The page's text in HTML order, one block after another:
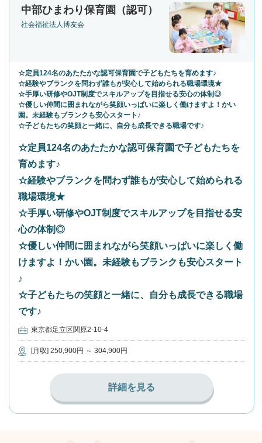
中部ひまわり保育園（認可）
社会福祉法人博友会
☆定員124名のあたたかな認可保育園で子どもたちを育めます♪
☆経験やブランクを問わず誰もが安心して始められる職場環境★
☆手厚い研修やOJT制度でスキルアップを目指せる安心の体制◎
☆優しい仲間に囲まれながら笑顔いっぱいに楽しく働けますよ！かい
園。未経験もブランクも安心スタート♪
☆子どもたちの笑顔と一緒に、自分も成長できる職場です♪
☆定員124名のあたたかな認可保育園で子どもたちを
育めます♪
☆経験やブランクを問わず誰もが安心して始められる
職場環境★
☆手厚い研修やOJT制度でスキルアップを目指せる安
心の体制◎
☆優しい仲間に囲まれながら笑顔いっぱいに楽しく働
けますよ！かい園。未経験もブランクも安心スタート
♪
☆子どもたちの笑顔と一緒に、自分も成長できる職場
です♪
東京都足立区関原2-10-4
[月収] 250,900円 ～ 304,900円
詳細を見る